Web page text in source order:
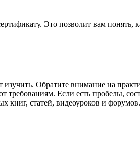
Это позволит вам
Обратите внимание на
требованиям. Если есть пробелы,
книг, статей, видеоуроков и